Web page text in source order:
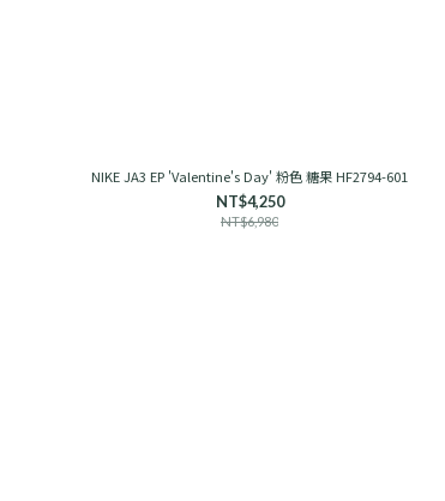
NIKE JA3 EP 'Valentine's Day' 粉色 糖果 HF2794-601
NT$4,250
NT$6,980